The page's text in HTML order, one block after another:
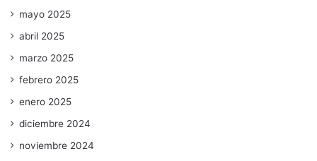
mayo 2025
abril 2025
marzo 2025
febrero 2025
enero 2025
diciembre 2024
noviembre 2024